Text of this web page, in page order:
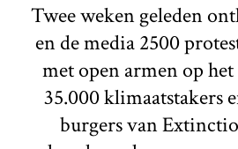
Twee weken geleden
en de media 2500
met open armen op
35.000 klimaatstakers
burgers van